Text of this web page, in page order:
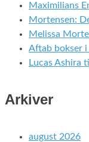
Maximilians
Mortensen:
Melissa
Aftab bokser i
Lucas Ashira
Arkiver
august 2026